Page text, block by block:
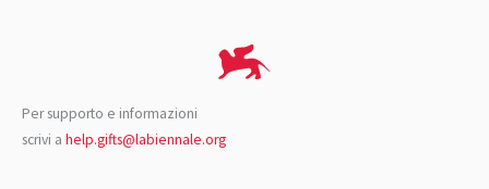
Per supporto e informazioni
scrivi a help.gifts@labiennale.org